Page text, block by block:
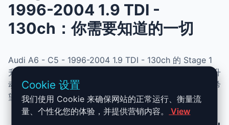
1996-2004 1.9 TDI -
130ch：你需要知道的一切
Audi A6 - C5 - 1996-2004 1.9 TDI - 130ch 的 Stage 1
升级结合了性能、安全与简便性。无需机械改动，即可提升
动力、扭矩并优化油耗。非常适合追求更灵敏驾驶体验且希
望保持原厂可靠性的车主。
Cookie 设置
我们使用 Cookie 来确保网站的正常运行、衡量流
量、个性化您的体验，并提供营销内容。
View